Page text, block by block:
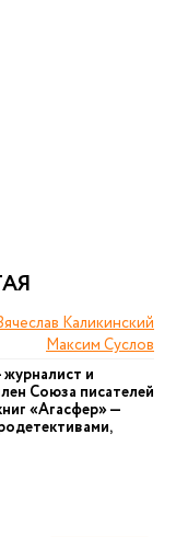
Каликинский
Максим Суслов
и
Союза писателей
«Агасфер» —